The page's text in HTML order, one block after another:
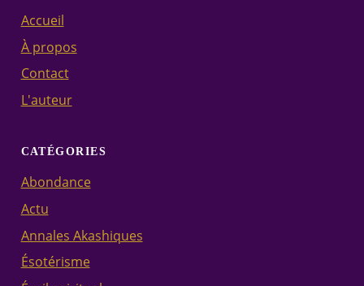
Accueil
À propos
Contact
L'auteur
CATÉGORIES
Abondance
Actu
Annales Akashiques
Ésotérisme